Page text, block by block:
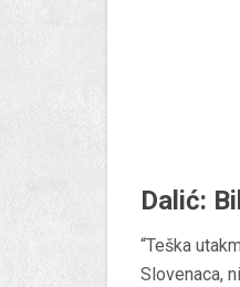
Dalić:
“Teška
Slovenaca,